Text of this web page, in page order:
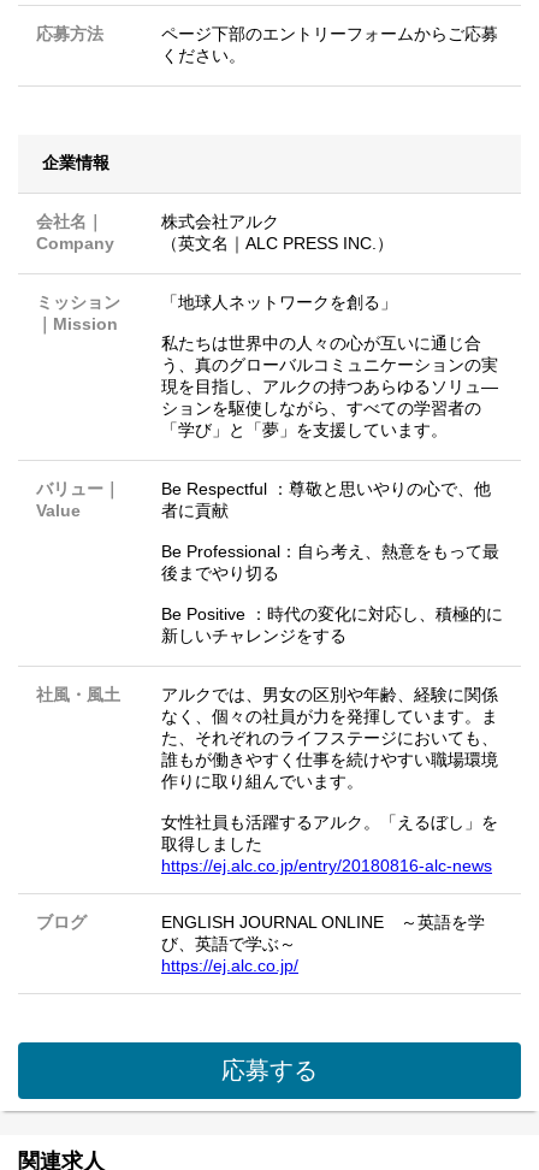
応募方法
ページ下部のエントリーフォームからご応募
ください。
企業情報
会社名｜
Company
株式会社アルク
（英文名｜ALC PRESS INC.）
ミッション
｜Mission
「地球人ネットワークを創る」
私たちは世界中の人々の心が互いに通じ合
う、真のグローバルコミュニケーションの実
現を目指し、アルクの持つあらゆるソリュ―
ションを駆使しながら、すべての学習者の
「学び」と「夢」を支援しています。
バリュー｜
Value
Be Respectful ：尊敬と思いやりの心で、他
者に貢献
Be Professional：自ら考え、熱意をもって最
後までやり切る
Be Positive ：時代の変化に対応し、積極的に
新しいチャレンジをする
社風・風土
アルクでは、男女の区別や年齢、経験に関係
なく、個々の社員が力を発揮しています。ま
た、それぞれのライフステージにおいても、
誰もが働きやすく仕事を続けやすい職場環境
作りに取り組んでいます。
女性社員も活躍するアルク。「えるぼし」を
取得しました
https://ej.alc.co.jp/entry/20180816-alc-news
ブログ
ENGLISH JOURNAL ONLINE ～英語を学
び、英語で学ぶ～
https://ej.alc.co.jp/
応募する
関連求人